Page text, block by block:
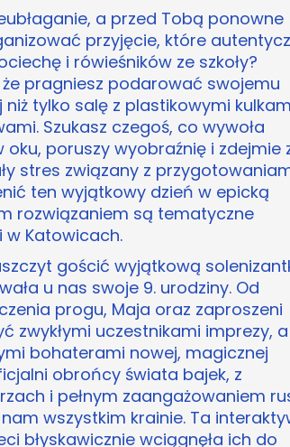
a przed Tobą ponowne
przyjęcie, które
i rówieśników ze szkoły?
pragniesz podarować swojemu
tylko salę z plastikowymi
Szukasz czegoś, co wywoła
oku, poruszy wyobraźnię i zdejmie
stres związany z
ten wyjątkowy dzień w epicką
rozwiązaniem są tematyczne
w Katowicach.
gościć wyjątkową
u nas swoje 9. urodziny. Od
progu, Maja oraz zaproszeni
zwykłymi uczestnikami imprezy, a
bohaterami nowej, magicznej
obrońcy świata bajek, z
i pełnym zaangażowaniem
wszystkim krainie. Ta
błyskawicznie wciągnęła ich do